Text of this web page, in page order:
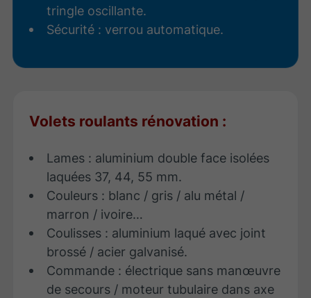
tringle oscillante.
Sécurité : verrou automatique.
Volets roulants rénovation :
Lames : aluminium double face isolées
laquées 37, 44, 55 mm.
​Couleurs : blanc / gris / alu métal /
marron / ivoire…
Coulisses : aluminium laqué avec joint
brossé / acier galvanisé.
Commande : électrique sans manœuvre
de secours / moteur tubulaire dans axe